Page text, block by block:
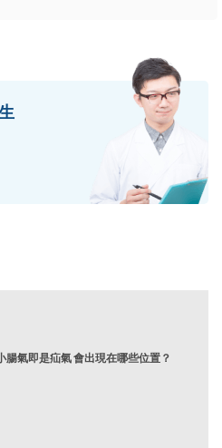
腸氣即是疝氣 會出現在哪些位置？